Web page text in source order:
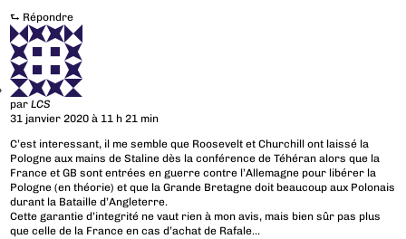
⮑ Répondre
parLCS
31 janvier 2020 à 11 h 21 min
C’est interessant, il me semble que Roosevelt et Churchill ont laissé la
Pologne aux mains de Staline dès la conférence de Téhéran alors que la
France et GB sont entrées en guerre contre l’Allemagne pour libérer la
Pologne (en théorie) et que la Grande Bretagne doit beaucoup aux Polonais
durant la Bataille d’Angleterre.
Cette garantie d’integrité ne vaut rien à mon avis, mais bien sûr pas plus
que celle de la France en cas d’achat de Rafale…